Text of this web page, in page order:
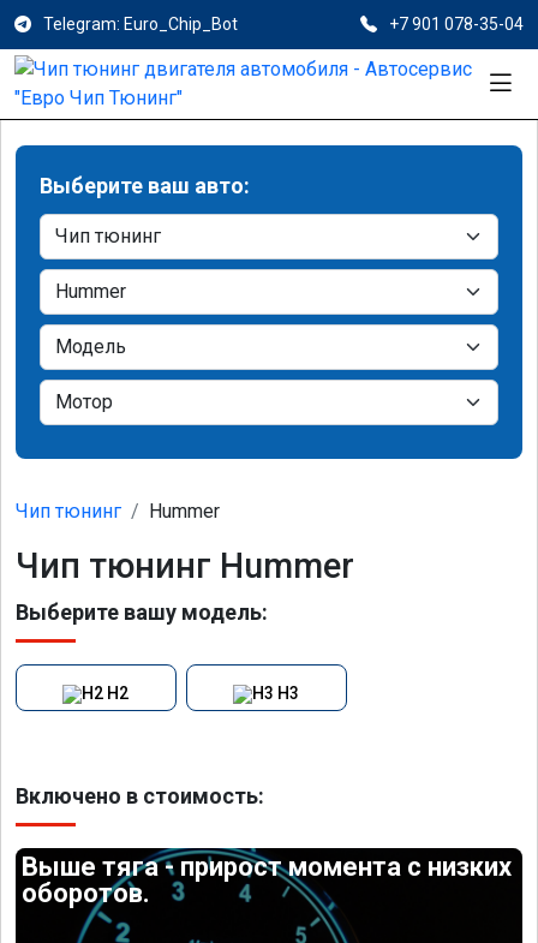
Telegram: Euro_Chip_Bot +7 901 078-35-04
Выберите ваш авто:
Чип тюнинг Hummer
Чип тюнинг Hummer
Выберите вашу модель:
H2 H3
Включено в стоимость:
Выше тяга - прирост момента с низких
оборотов.